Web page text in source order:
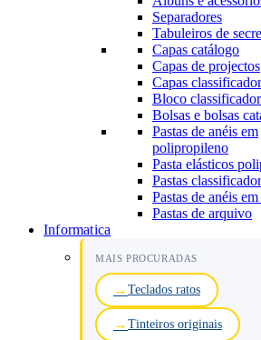
Separadores
Tabuleiros de
Capas catálogo
Capas de projectos
Capas
Bloco
Bolsas e bolsas
Pastas de anéis em
polipropileno
Pasta elásticos
Pastas
Pastas de anéis
Pastas de arquivo
Informatica
MAIS PROCURADAS
Teclados ratos
Tinteiros originais